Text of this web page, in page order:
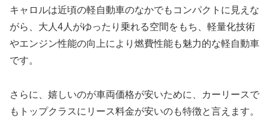
キャロルは近頃の軽自動車のなかでもコンパクトに見えな
がら、大人4人がゆったり乗れる空間をもち、軽量化技術
やエンジン性能の向上により燃費性能も魅力的な軽自動車
です。
さらに、嬉しいのが車両価格が安いために、カーリースで
もトップクラスにリース料金が安いのも特徴と言えます。